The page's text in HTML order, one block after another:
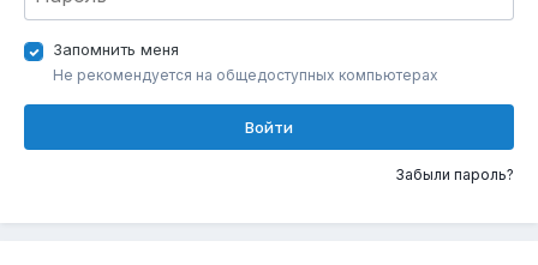
Запомнить меня
Не рекомендуется на общедоступных компьютерах
Войти
Забыли пароль?